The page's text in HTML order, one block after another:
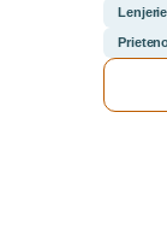
Lenjerie